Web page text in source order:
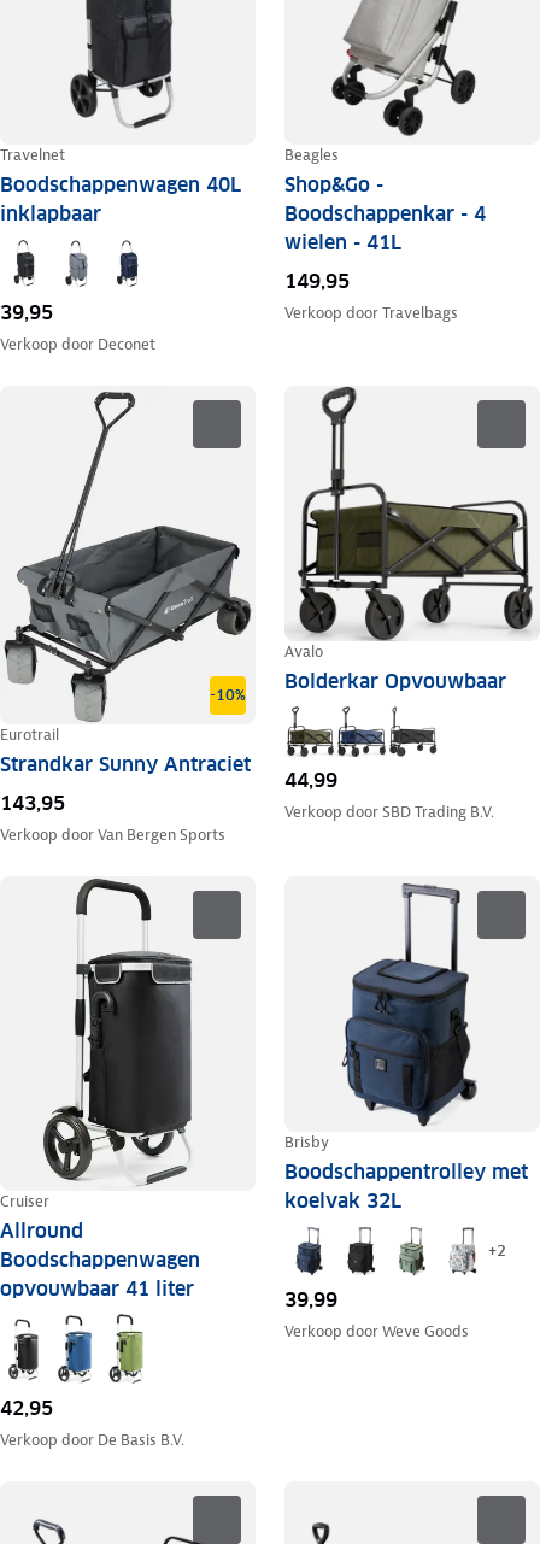
Travelnet
Boodschappenwagen 40L
inklapbaar
39,95
Verkoop door Deconet
Beagles
Shop&Go -
Boodschappenkar - 4
wielen - 41L
149,95
Verkoop doorTravelbags
-10%
Eurotrail
Strandkar Sunny Antraciet
143,95
Verkoop doorVan Bergen Sports
Avalo
Bolderkar Opvouwbaar
44,99
Verkoop doorSBD Trading B.V.
Cruiser
Allround
Boodschappenwagen
opvouwbaar 41 liter
42,95
Verkoop door De Basis B.V.
Brisby
Boodschappentrolley met
koelvak 32L
+2
39,99
Verkoop doorWeve Goods